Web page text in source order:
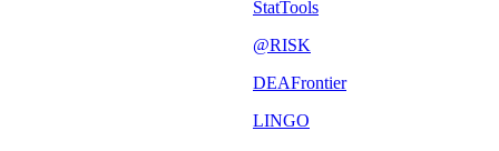
StatTools
@RISK
DEAFrontier
LINGO